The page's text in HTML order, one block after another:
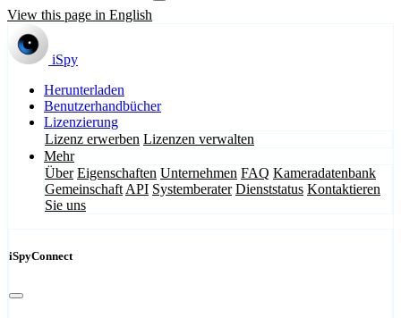
View this page in English
iSpy
Herunterladen
Benutzerhandbücher
Lizenzierung
Lizenz erwerben Lizenzen verwalten
Mehr
Über Eigenschaften Unternehmen FAQ Kameradatenbank
Gemeinschaft API Systemberater Dienststatus Kontaktieren
Sie uns
iSpyConnect